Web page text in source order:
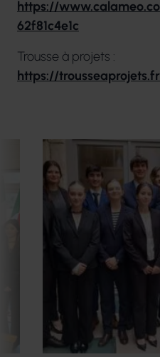
https://
62f81c4e1c
Trousse à projets :
https://